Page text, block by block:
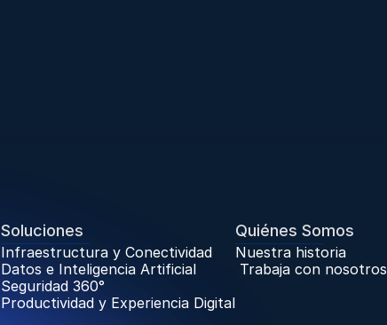
Soluciones
Infraestructura y Conectividad
Datos e Inteligencia Artificial
Seguridad 360°
Productividad y Experiencia Digital
Quiénes Somos
Nuestra historia
Trabaja con nosotros